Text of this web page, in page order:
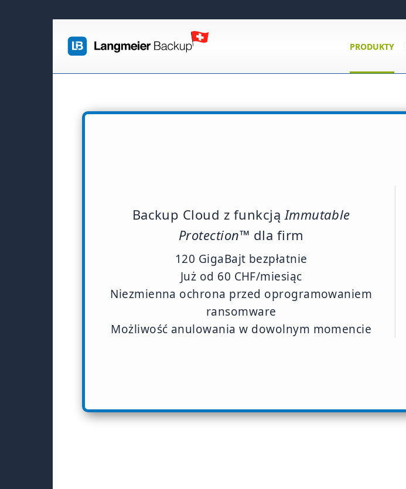
PRODUKTY
Backup Cloud z funkcjąImmutable
Protection™ dla firm
120 GigaBajt bezpłatnie
Już od 60 CHF/miesiąc
Niezmienna ochrona przed oprogramowaniem
ransomware
Możliwość anulowania w dowolnym momencie